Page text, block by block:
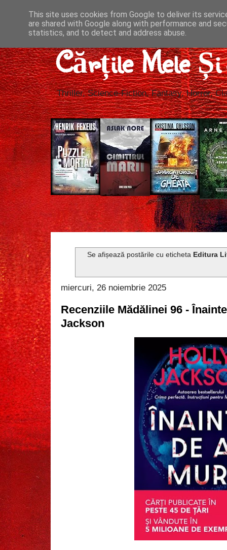
Cărțile Mele
Thriller, Science-Fiction, Fantasy, Horror,
Se afișează postările cu eticheta Editura
miercuri, 26 noiembrie 2025
Recenziile Mădălinei 96 -
Jackson
This site uses cookies from Google to deliver its
are shared with Google along with performance and
statistics, and to detect and address abuse.